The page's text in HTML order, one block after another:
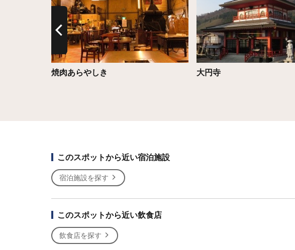
焼肉あらやしき 大円寺
このスポットから近い宿泊施設
宿泊施設を探す
このスポットから近い飲食店
飲食店を探す